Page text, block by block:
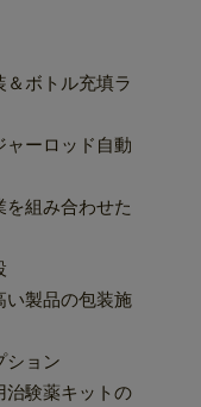
ボトル充填ラ
ーロッド自動
組み合わせた
い製品の包装施
ション
治験薬キットの